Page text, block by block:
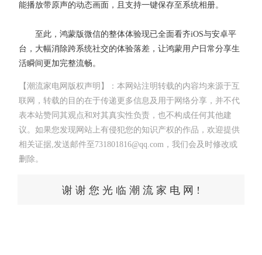
能播放带原声的动态画面，且支持一键保存至系统相册。
至此，鸿蒙版微信的整体体验现已全面看齐iOS与安卓平
台，大幅消除跨系统社交的体验落差，让鸿蒙用户日常分享生
活瞬间更加完整流畅。
【潮流家电网版权声明】：本网站注明转载的内容均来源于互
联网，转载的目的在于传递更多信息及用于网络分享，并不代
表本站赞同其观点和对其真实性负责，也不构成任何其他建
议。如果您发现网站上有侵犯您的知识产权的作品，欢迎提供
相关证据,发送邮件至731801816@qq.com，我们会及时修改或
删除。
谢 谢 您 光 临 潮 流 家 电 网 !